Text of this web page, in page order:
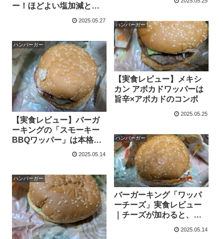
ー！ほどよい塩加減と食
2025.05.27
ハンバーガー
【実食レビュー】メキシ
カン アボカドワッパーは
旨辛×アボカドのコンボ
2025.05.25
ハンバーガー
【実食レビュー】バーガ
ーキングの「スモーキー
BBQワッパー」は本格
BBQの香りがたまらない
2025.05.14
ハンバーガー
バーガーキング「ワッパ
ーチーズ」実食レビュー
｜チーズが加わると、ワ
ッパーはどう変わる？
2025.05.14
ハンバーガー